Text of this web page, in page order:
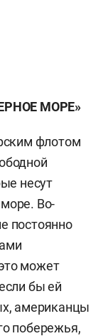
МОРЕ»
флотом
несут
Во-
постоянно
может
бы ей
американцы
побережья,